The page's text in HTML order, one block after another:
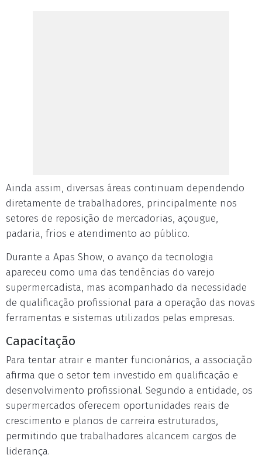
Ainda assim, diversas áreas continuam dependendo
diretamente de trabalhadores, principalmente nos
setores de reposição de mercadorias, açougue,
padaria, frios e atendimento ao público.
Durante a Apas Show, o avanço da tecnologia
apareceu como uma das tendências do varejo
supermercadista, mas acompanhado da necessidade
de qualificação profissional para a operação das novas
ferramentas e sistemas utilizados pelas empresas.
Capacitação
Para tentar atrair e manter funcionários, a associação
afirma que o setor tem investido em qualificação e
desenvolvimento profissional. Segundo a entidade, os
supermercados oferecem oportunidades reais de
crescimento e planos de carreira estruturados,
permitindo que trabalhadores alcancem cargos de
liderança.